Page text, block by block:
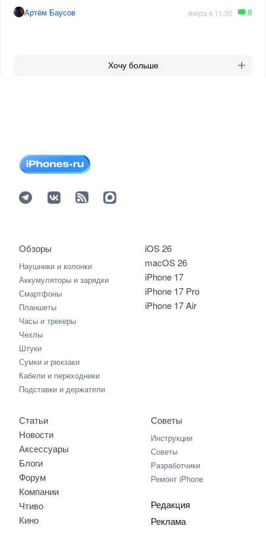
Артём Баусов вчера в 11:30 8
Хочу больше
iOS 26
macOS 26
iPhone 17
iPhone 17 Pro
iPhone 17 Air
Обзоры
Наушники и колонки
Аккумуляторы и зарядки
Смартфоны
Планшеты
Часы и трекеры
Чехлы
Штуки
Сумки и рюкзаки
Кабели и переходники
Подставки и держатели
Статьи
Новости
Аксессуары
Блоги
Форум
Компании
Чтиво
Кино
Советы
Инструкции
Советы
Разработчики
Ремонт iPhone
Редакция
Реклама